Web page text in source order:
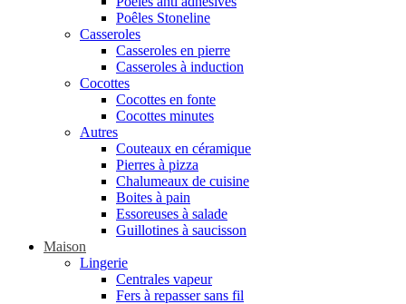
Poêles Stoneline
Casseroles
Casseroles en pierre
Casseroles à induction
Cocottes
Cocottes en fonte
Cocottes minutes
Autres
Couteaux en céramique
Pierres à pizza
Chalumeaux de cuisine
Boites à pain
Essoreuses à salade
Guillotines à saucisson
Maison
Lingerie
Centrales vapeur
Fers à repasser sans fil